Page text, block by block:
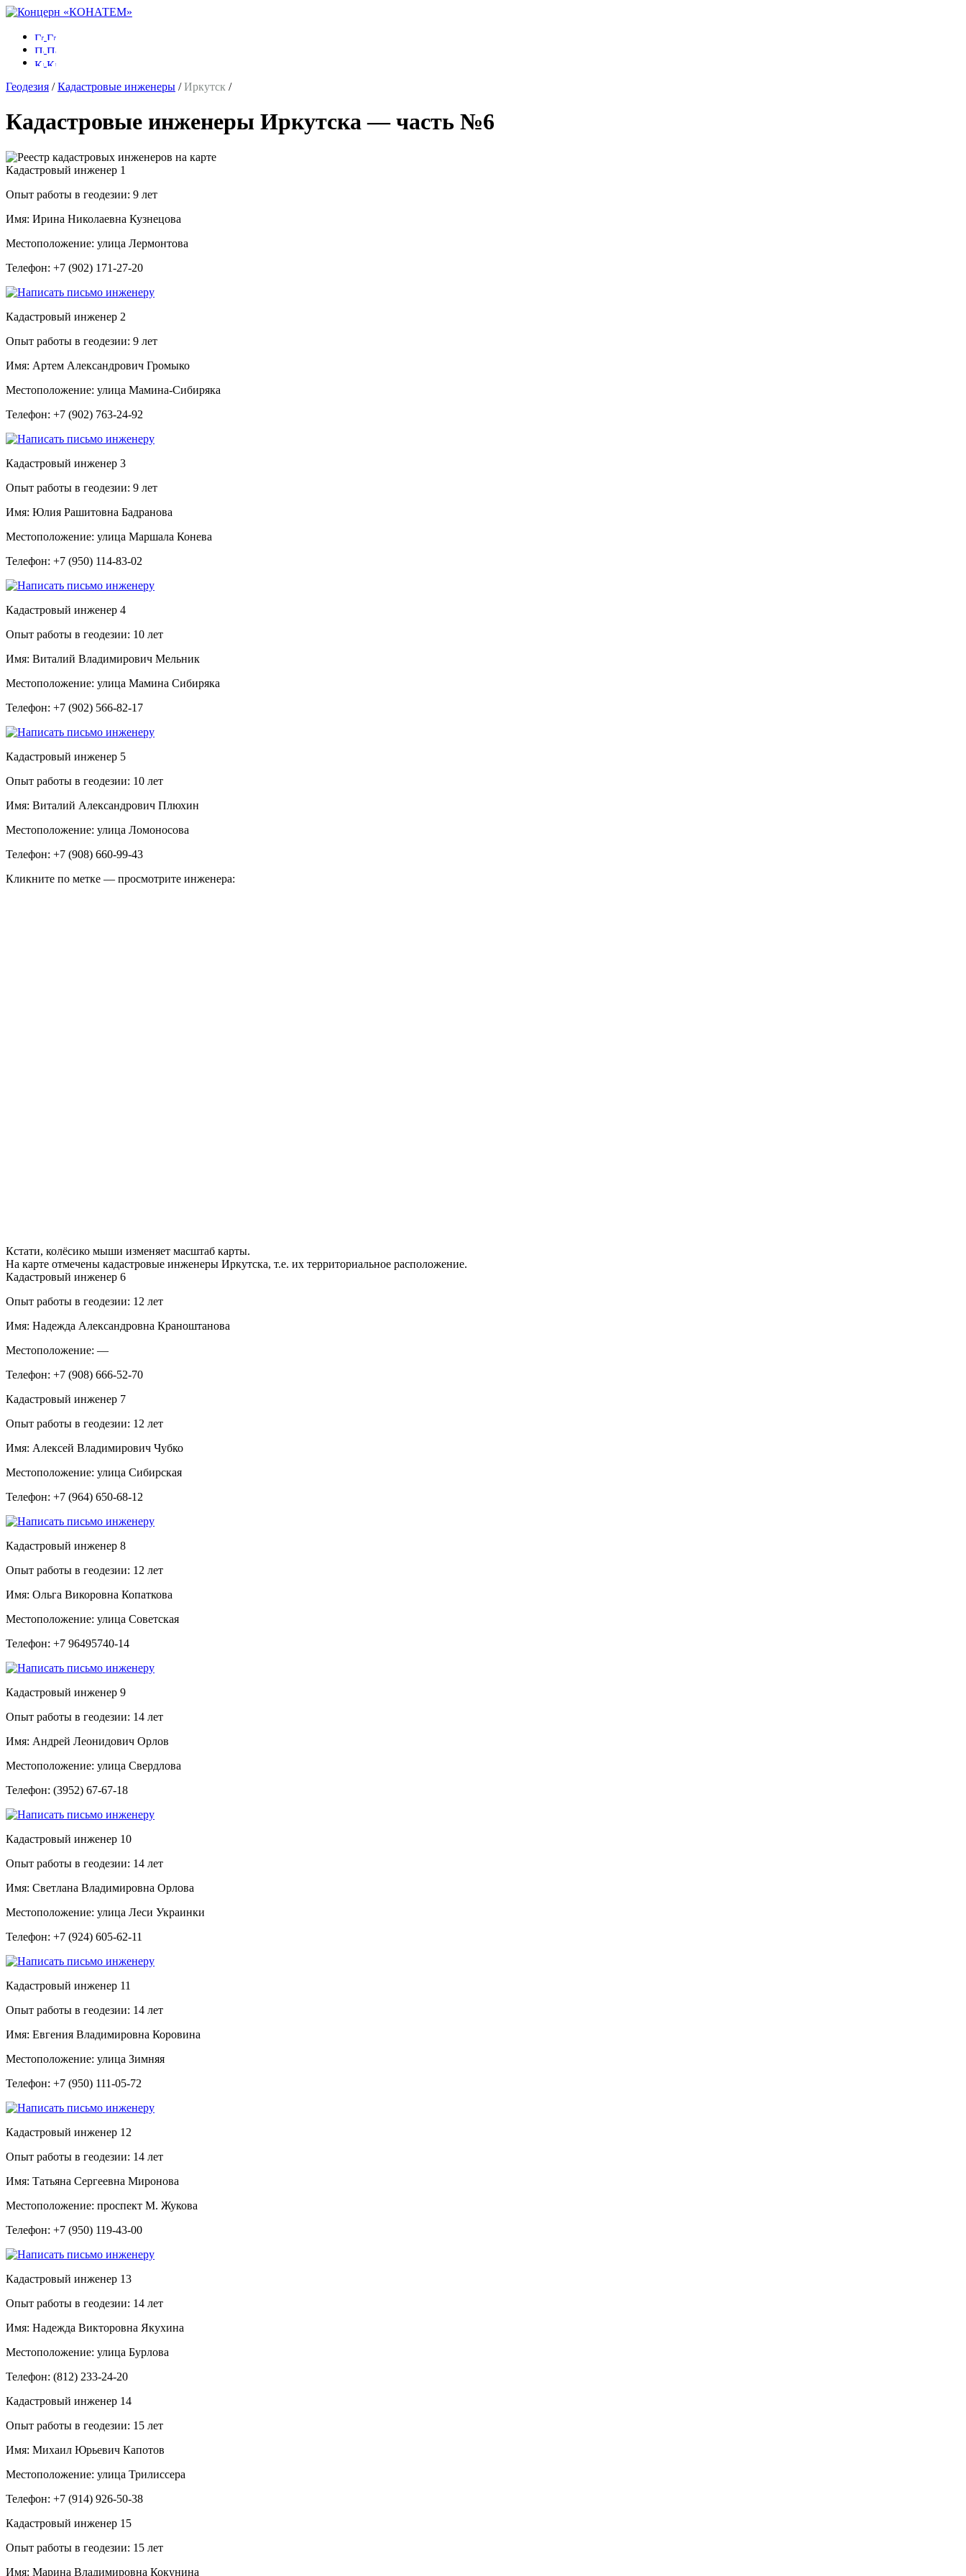
Геодезия /Кадастровые инженеры /Иркутск /
Кадастровые инженеры Иркутска — часть №6
Кадастровый инженер 1
Опыт работы в геодезии: 9 лет
Имя: Ирина Николаевна Кузнецова
Местоположение: улица Лермонтова
Телефон: +7 (902) 171-27-20
Кадастровый инженер 2
Опыт работы в геодезии: 9 лет
Имя: Артем Александрович Громыко
Местоположение: улица Мамина-Сибиряка
Телефон: +7 (902) 763-24-92
Кадастровый инженер 3
Опыт работы в геодезии: 9 лет
Имя: Юлия Рашитовна Бадранова
Местоположение: улица Маршала Конева
Телефон: +7 (950) 114-83-02
Кадастровый инженер 4
Опыт работы в геодезии: 10 лет
Имя: Виталий Владимирович Мельник
Местоположение: улица Мамина Сибиряка
Телефон: +7 (902) 566-82-17
Кадастровый инженер 5
Опыт работы в геодезии: 10 лет
Имя: Виталий Александрович Плюхин
Местоположение: улица Ломоносова
Телефон: +7 (908) 660-99-43
Кликните по метке — просмотрите инженера:
Кстати, колёсико мыши изменяет масштаб карты.
На карте отмечены кадастровые инженеры Иркутска, т.е. их территориальное расположение.
Кадастровый инженер 6
Опыт работы в геодезии: 12 лет
Имя: Надежда Александровна Краноштанова
Местоположение: —
Телефон: +7 (908) 666-52-70
Кадастровый инженер 7
Опыт работы в геодезии: 12 лет
Имя: Алексей Владимирович Чубко
Местоположение: улица Сибирская
Телефон: +7 (964) 650-68-12
Кадастровый инженер 8
Опыт работы в геодезии: 12 лет
Имя: Ольга Викоровна Копаткова
Местоположение: улица Советская
Телефон: +7 96495740-14
Кадастровый инженер 9
Опыт работы в геодезии: 14 лет
Имя: Андрей Леонидович Орлов
Местоположение: улица Свердлова
Телефон: (3952) 67-67-18
Кадастровый инженер 10
Опыт работы в геодезии: 14 лет
Имя: Светлана Владимировна Орлова
Местоположение: улица Леси Украинки
Телефон: +7 (924) 605-62-11
Кадастровый инженер 11
Опыт работы в геодезии: 14 лет
Имя: Евгения Владимировна Коровина
Местоположение: улица Зимняя
Телефон: +7 (950) 111-05-72
Кадастровый инженер 12
Опыт работы в геодезии: 14 лет
Имя: Татьяна Сергеевна Миронова
Местоположение: проспект М. Жукова
Телефон: +7 (950) 119-43-00
Кадастровый инженер 13
Опыт работы в геодезии: 14 лет
Имя: Надежда Викторовна Якухина
Местоположение: улица Бурлова
Телефон: (812) 233-24-20
Кадастровый инженер 14
Опыт работы в геодезии: 15 лет
Имя: Михаил Юрьевич Капотов
Местоположение: улица Трилиссера
Телефон: +7 (914) 926-50-38
Кадастровый инженер 15
Опыт работы в геодезии: 15 лет
Имя: Марина Владимировна Кокунина